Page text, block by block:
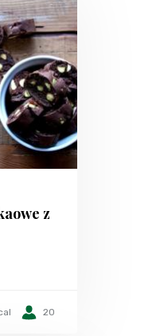
z
20